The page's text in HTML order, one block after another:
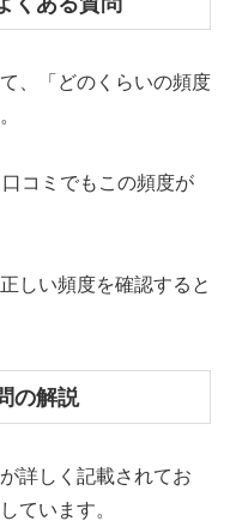
、「どのくらいの頻度
コミでもこの頻度が
しい頻度を確認すると
の解説
詳しく記載されてお
ています。